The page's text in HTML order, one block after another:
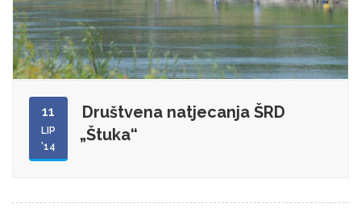
11
LIP
'14
Društvena natjecanja ŠRD
„Štuka“